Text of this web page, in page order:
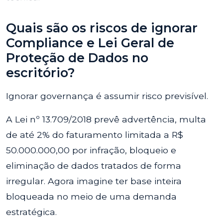
Quais são os riscos de ignorar
Compliance e Lei Geral de
Proteção de Dados no
escritório?
Ignorar governança é assumir risco previsível.
A Lei nº 13.709/2018 prevê advertência, multa
de até 2% do faturamento limitada a R$
50.000.000,00 por infração, bloqueio e
eliminação de dados tratados de forma
irregular. Agora imagine ter base inteira
bloqueada no meio de uma demanda
estratégica.